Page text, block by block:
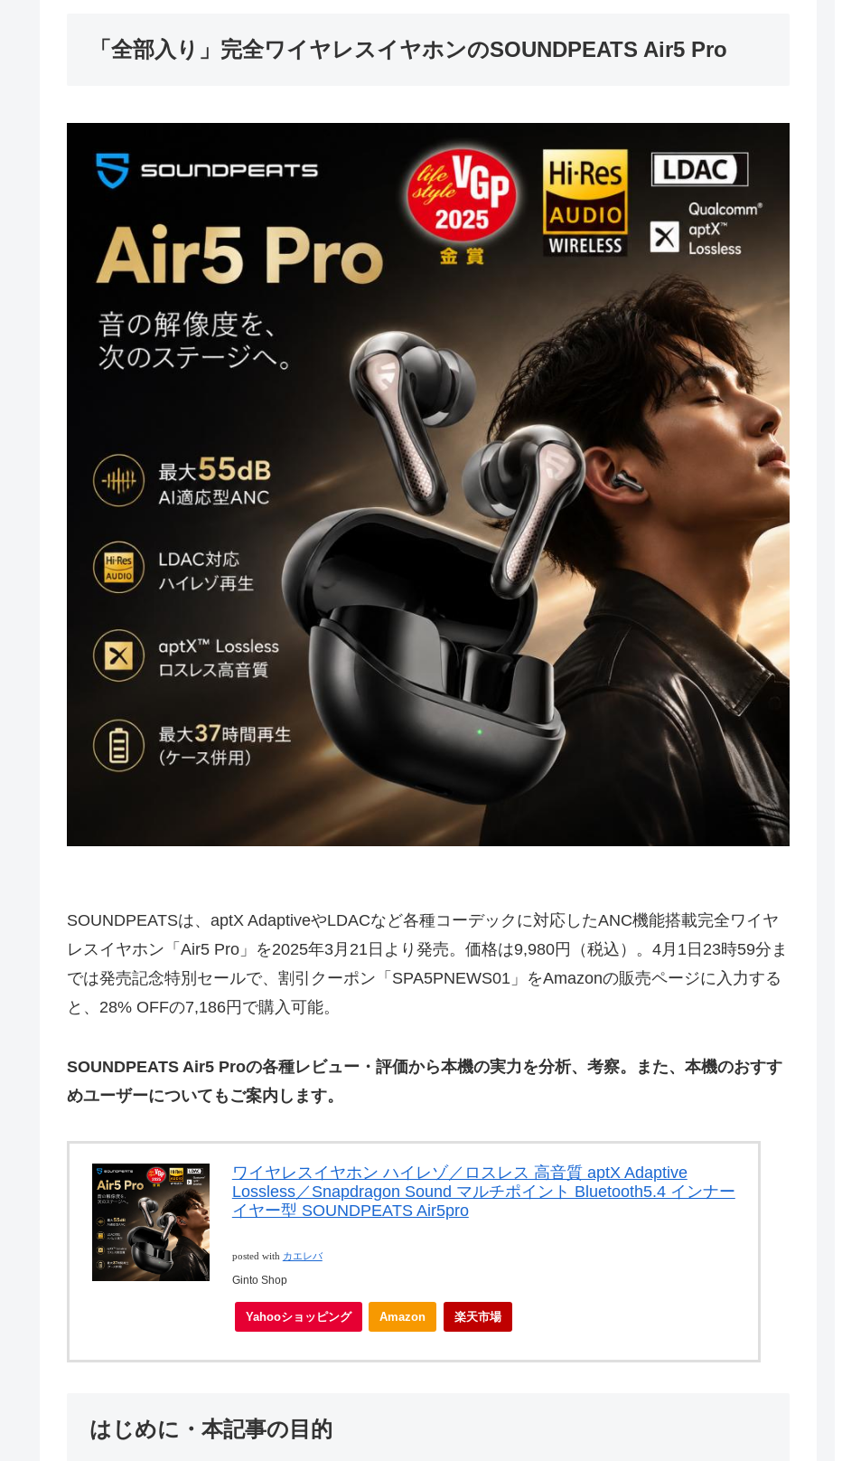
「全部入り」完全ワイヤレスイヤホンのSOUNDPEATS Air5 Pro
SOUNDPEATSは、aptX AdaptiveやLDACなど各種コーデックに対応したANC機能搭載完全ワイヤ
レスイヤホン「Air5 Pro」を2025年3月21日より発売。価格は9,980円（税込）。4月1日23時59分ま
では発売記念特別セールで、割引クーポン「SPA5PNEWS01」をAmazonの販売ページに入力する
と、28% OFFの7,186円で購入可能。
SOUNDPEATS Air5 Proの各種レビュー・評価から本機の実力を分析、考察。また、本機のおすす
めユーザーについてもご案内します。
ワイヤレスイヤホン ハイレゾ／ロスレス 高音質 aptX Adaptive
Lossless／Snapdragon Sound マルチポイント Bluetooth5.4 インナー
イヤー型 SOUNDPEATS Air5pro
posted with カエレバ
Ginto Shop
Yahooショッピング Amazon 楽天市場
はじめに・本記事の目的